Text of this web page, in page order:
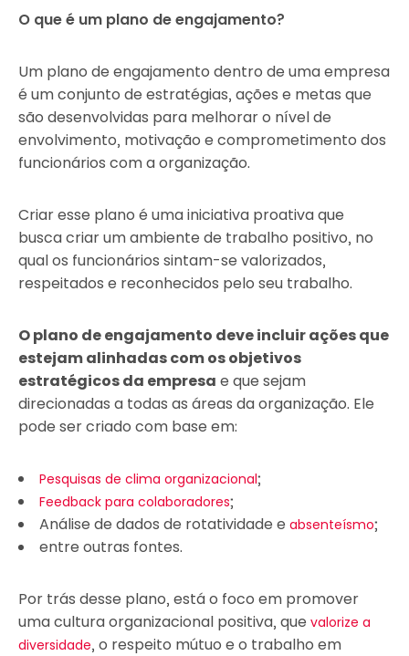
O que é um plano de engajamento?
Um plano de engajamento dentro de uma empresa
é um conjunto de estratégias, ações e metas que
são desenvolvidas para melhorar o nível de
envolvimento, motivação e comprometimento dos
funcionários com a organização.
Criar esse plano é uma iniciativa proativa que
busca criar um ambiente de trabalho positivo, no
qual os funcionários sintam-se valorizados,
respeitados e reconhecidos pelo seu trabalho.
O plano de engajamento deve incluir ações que
estejam alinhadas com os objetivos
estratégicos da empresa e que sejam
direcionadas a todas as áreas da organização. Ele
pode ser criado com base em:
Pesquisas de clima organizacional;
Feedback para colaboradores;
Análise de dados de rotatividade e absenteísmo;
entre outras fontes.
Por trás desse plano, está o foco em promover
uma cultura organizacional positiva, que valorize a
diversidade, o respeito mútuo e o trabalho em